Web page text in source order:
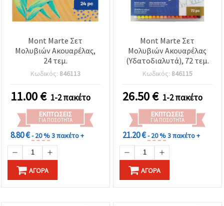
Mont Marte Σετ
Μολυβιών Ακουαρέλας,
24 τεμ.
Κωδικός: 846113
11.00€ 1-2 πακέτο
ΕΚΠΤΏΣΕΙΣ
ΓΙΑ ΠΟΣΌΤΗΤΑ
8.80 €- 20 %3 πακέτο +
ΑΓΟΡΆ
Mont Marte Σετ
Μολυβιών Ακουαρέλας
(Υδατοδιαλυτά), 72 τεμ.
Κωδικός: 846115
26.50€ 1-2 πακέτο
ΕΚΠΤΏΣΕΙΣ
ΓΙΑ ΠΟΣΌΤΗΤΑ
21.20 €- 20 %3 πακέτο +
ΑΓΟΡΆ